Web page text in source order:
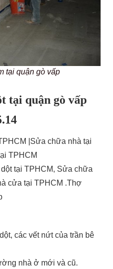
tại quận gò vấp
tại quận gò vấp
|Sửa chữa nhà tại
TPHCM
tại TPHCM, Sửa chữa
cửa tại TPHCM .Thợ
các vết nứt của trần bê
nhà ở mới và cũ.